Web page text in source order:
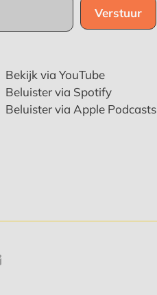
Bekijk via YouTube
Beluister via Spotify
Beluister via Apple Podcasts